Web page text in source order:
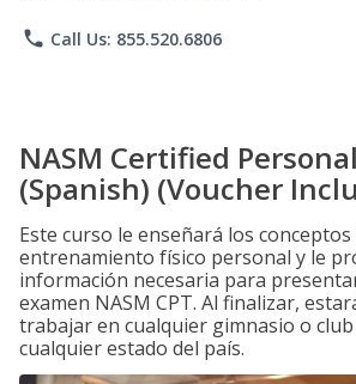
phone Call Us: 855.520.6806
NASM Certified
(Spanish) (Voucher
Este curso le enseñará los conceptos
entrenamiento físico personal y le
información necesaria para
examen NASM CPT. Al finalizar,
trabajar en cualquier gimnasio o club
cualquier estado del país.